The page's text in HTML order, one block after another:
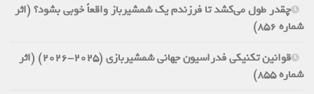
چقدر طول می‌کشد تا فرزندم یک شمشیرباز واقعاً خوبی بشود؟ (اثر
شماره 856)
قوانین تکنیکی فدراسیون جهانی شمشیربازی (2025-2026) (اثر
شماره 855)